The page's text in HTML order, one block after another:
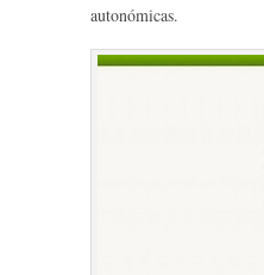
autonómicas.